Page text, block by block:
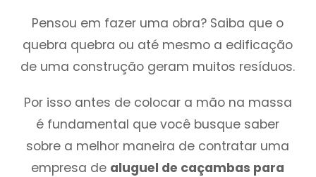
Pensou em fazer uma obra? Saiba que o
quebra quebra ou até mesmo a edificação
de uma construção geram muitos resíduos.
Por isso antes de colocar a mão na massa
é fundamental que você busque saber
sobre a melhor maneira de contratar uma
empresa de aluguel de caçambas para